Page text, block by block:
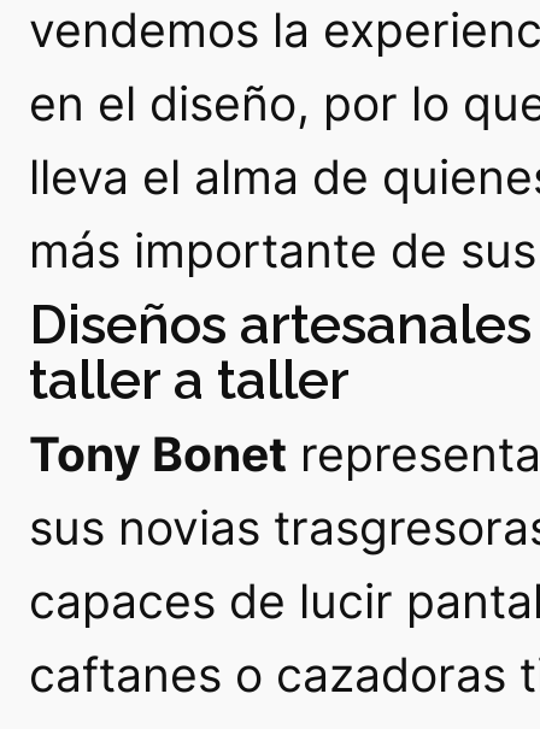
vendemos la
en el diseño, por lo
lleva el alma de
más importante de sus
Diseños
taller a taller
Tony Bonet
sus novias
capaces de lucir
caftanes o cazadoras